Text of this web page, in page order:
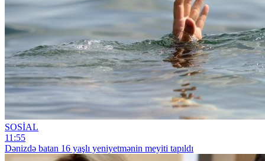
SOSİAL
11:55
Dənizdə batan 16 yaşlı yeniyetmənin meyiti tapıldı